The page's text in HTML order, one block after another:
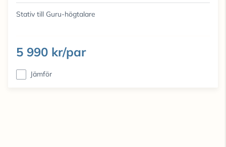
Stativ till Guru-högtalare
5 990 kr/par
Jämför